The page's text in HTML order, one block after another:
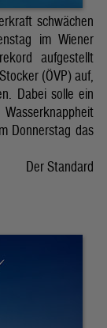
schwächen
im Wiener
aufgestellt
(ÖVP) auf,
Dabei solle ein
Donnerstag das
Der Standard